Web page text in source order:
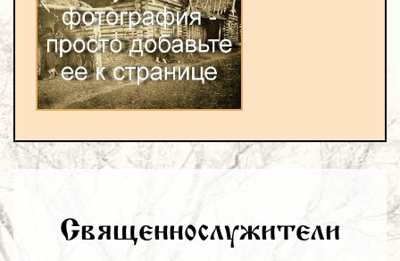
Священнослужители